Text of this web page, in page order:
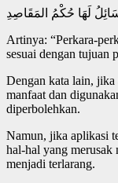
لَهَا حُكْمُ المَقَاصِدِ
Artinya: “Perkara-
sesuai dengan tujuan
Dengan kata lain,
manfaat dan
diperbolehkan.
Namun, jika aplikasi
hal-hal yang merusak
menjadi terlarang.